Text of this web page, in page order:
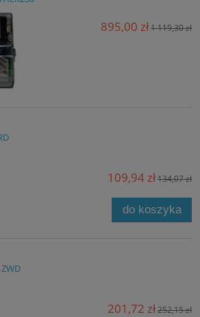
895,00 zł1 119,30 zł
109,94 zł134,07 zł
do koszyka
201,72 zł252,15 zł